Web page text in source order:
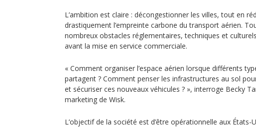
L’ambition est claire : décongestionner les villes, tout en
drastiquement l’empreinte carbone du transport aérien.
nombreux obstacles réglementaires, techniques et
avant la mise en service commerciale.
« Comment organiser l’espace aérien lorsque différents
partagent ? Comment penser les infrastructures au sol
et sécuriser ces nouveaux véhicules ? », interroge Becky
marketing de Wisk.
L’objectif de la société est d’être opérationnelle aux États-